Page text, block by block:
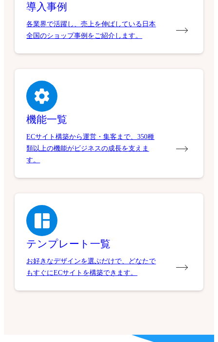
導入事例
各業界で活躍し、売上を伸ばしている日本
全国のショップ事例をご紹介します。
機能一覧
ECサイト構築から運営・集客まで、350種
類以上の機能がビジネスの成長を支えま
す。
テンプレート一覧
お好きなデザインを選ぶだけで、どなたで
もすぐにECサイトを構築できます。